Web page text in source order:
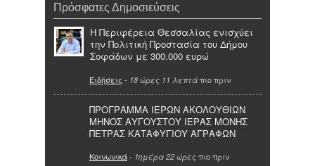
Πρόσφατες Δημοσιεύσεις
Η Περιφέρεια Θεσσαλίας ενισχύει
την Πολιτική Προστασία του Δήμου
Σοφάδων με 300.000 ευρώ
Ειδήσεις - 18 ώρες 11 λεπτά πιο πριν
ΠΡΟΓΡΑΜΜΑ ΙΕΡΩΝ ΑΚΟΛΟΥΘΙΩΝ
ΜΗΝΟΣ ΑΥΓΟΥΣΤΟΥ ΙΕΡΑΣ ΜΟΝΗΣ
ΠΕΤΡΑΣ ΚΑΤΑΦΥΓΙΟΥ ΑΓΡΑΦΩΝ
Κοινωνικά- 1ημέρα 22 ώρες πιο πριν